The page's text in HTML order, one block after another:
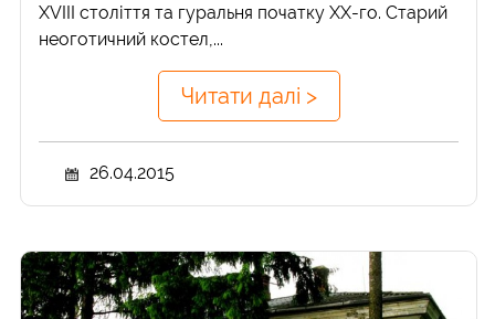
XVIII століття та гуральня початку ХХ-го. Старий
неоготичний костел,...
Читати далі >
26.04.2015